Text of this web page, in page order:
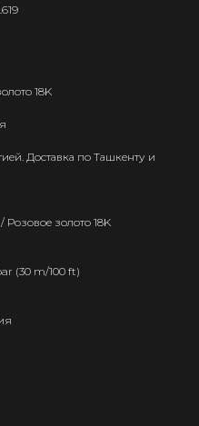
18K
Доставка по Ташкенту и
Розовое золото 18K
(30 m/100 ft)